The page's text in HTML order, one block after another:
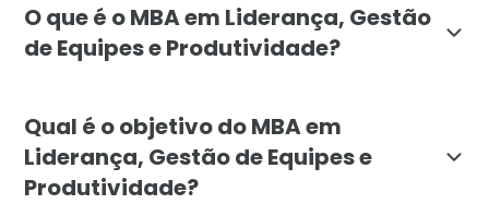
O que é o MBA em Liderança, Gestão
de Equipes e Produtividade?
Qual é o objetivo do MBA em
Liderança, Gestão de Equipes e
Produtividade?